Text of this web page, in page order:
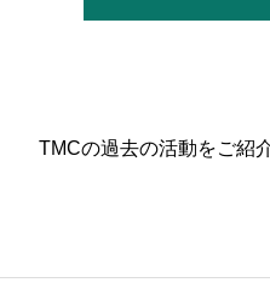
TMCの過去の活動をご紹